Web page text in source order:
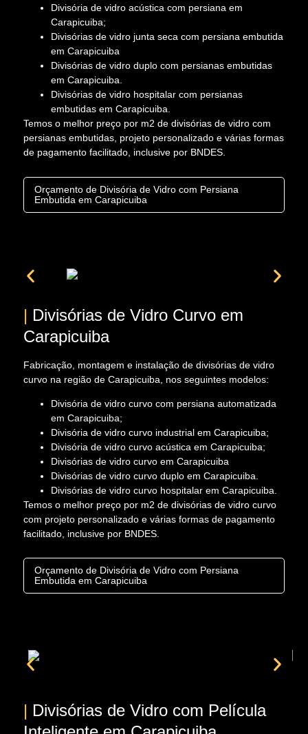
Divisória de vidro acústica com persiana em
Carapicuiba;
Divisórias de vidro junta seca com persiana embutida
em Carapicuiba
Divisórias de vidro duplo com persianas embutidas
em Carapicuiba.
Divisórias de vidro hospitalar com persianas
embutidas em Carapicuiba.
Temos o melhor preço por m2 de divisórias de vidro com
persianas embutidas, projeto personalizado e várias formas
de pagamento facilitado, inclusive por BNDES.
Orçamento de Divisória de Vidro com Persiana
Embutida em Carapicuiba
| Divisórias de Vidro Curvo em
Carapicuiba
Fabricação, montagem e instalação de divisórias de vidro
curvo na região de Carapicuiba, nos seguintes modelos:
Divisória de vidro curvo com persiana automatizada
em Carapicuiba;
Divisória de vidro curvo industrial em Carapicuiba;
Divisória de vidro curvo acústica em Carapicuiba;
Divisórias de vidro curvo em Carapicuiba
Divisórias de vidro curvo duplo em Carapicuiba.
Divisórias de vidro curvo hospitalar em Carapicuiba.
Temos o melhor preço por m2 de divisórias de vidro curvo
com projeto personalizado e várias formas de pagamento
facilitado, inclusive por BNDES.
Orçamento de Divisória de Vidro com Persiana
Embutida em Carapicuiba
| Divisórias de Vidro com Película